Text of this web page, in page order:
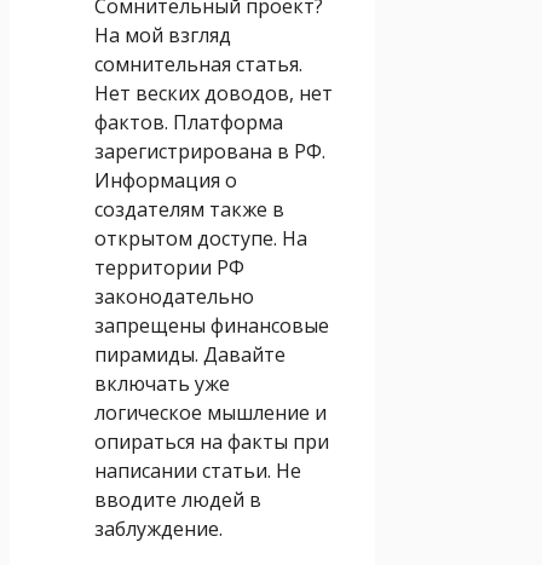
Сомнительный проект?
На мой взгляд
сомнительная статья.
Нет веских доводов, нет
фактов. Платформа
зарегистрирована в РФ.
Информация о
создателям также в
открытом доступе. На
территории РФ
законодательно
запрещены финансовые
пирамиды. Давайте
включать уже
логическое мышление и
опираться на факты при
написании статьи. Не
вводите людей в
заблуждение.